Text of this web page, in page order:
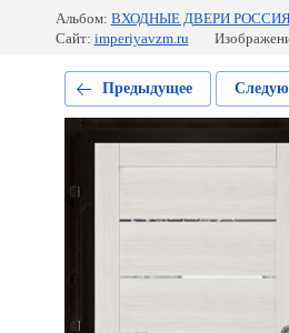
Альбом: ВХОДНЫЕ ДВЕРИ
Сайт: imperiyavzm.ru
Предыдущее